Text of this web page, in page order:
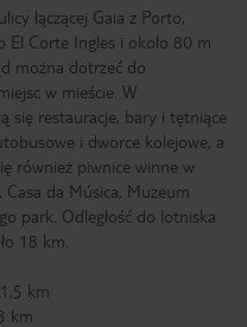
łączącej Gaia z Porto,
Corte Ingles i około 80 m
można dotrzeć do
w mieście. W
się restauracje, bary i tętniące
i dworce kolejowe, a
również piwnice winne w
da Música, Muzeum
park. Odległość do lotniska
18 km.
km
km